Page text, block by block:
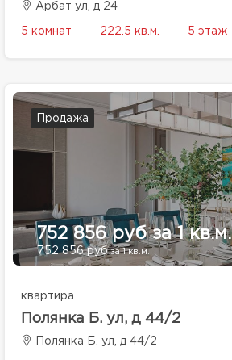
Арбат ул, д 24
5 комнат 222.5 кв.м. 5 этаж
Продажа
752 856 руб за 1 кв.м.
752 856 рубза 1 кв.м.
квартира
Полянка Б. ул, д 44/2
Полянка Б. ул, д 44/2